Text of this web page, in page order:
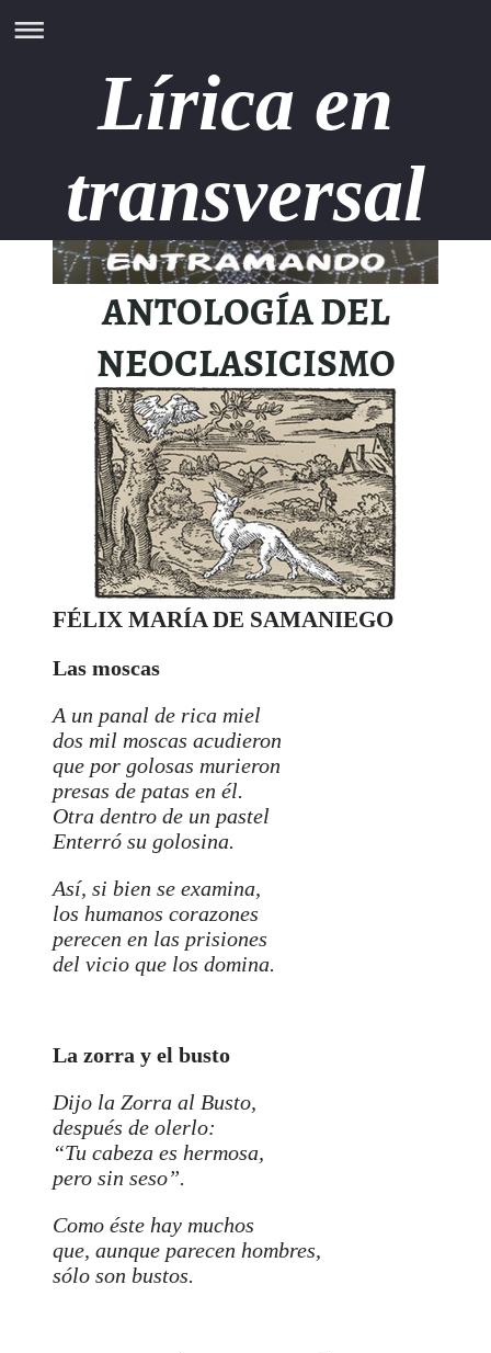
Lírica en
transversal
ANTOLOGÍA DEL
NEOCLASICISMO
FÉLIX MARÍA DE SAMANIEGO
Las moscas
A un panal de rica miel
dos mil moscas acudieron
que por golosas murieron
presas de patas en él.
Otra dentro de un pastel
Enterró su golosina.
Así, si bien se examina,
los humanos corazones
perecen en las prisiones
del vicio que los domina.
La zorra y el busto
Dijo la Zorra al Busto,
después de olerlo:
“Tu cabeza es hermosa,
pero sin seso”.
Como éste hay muchos
que, aunque parecen hombres,
sólo son bustos.